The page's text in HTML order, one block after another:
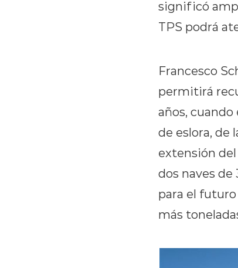
significó
TPS podrá
Francesco
permitirá
años,
de eslora, de
extensión
dos naves
para el
más